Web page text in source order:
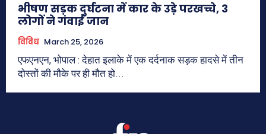
भीषण सड़क दुर्घटना में कार के उड़े परखच्चे, 3
लोगों ने गंवाई जान
विविध March 25, 2026
एफएनएन, भोपाल : देहात इलाके में एक दर्दनाक सड़क हादसे में तीन
दोस्तों की मौके पर ही मौत हो...